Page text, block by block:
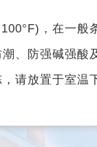
，在一般
、防强碱强酸
请放置于室温